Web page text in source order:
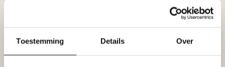
Toestemming Details Over
Tags